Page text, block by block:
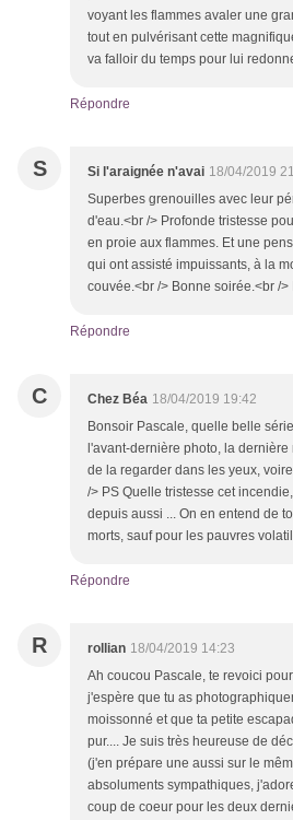
voyant les flammes avaler une
tout en pulvérisant cette
va falloir du temps pour lui
Répondre
S Si l'araignée n'avai 18/04/2019
Superbes grenouilles avec leur
d'eau.<br /> Profonde tristesse
en proie aux flammes. Et une
qui ont assisté impuissants, à la
couvée.<br /> Bonne soirée.<br />
Répondre
C Chez Béa 18/04/2019 19:42
Bonsoir Pascale, quelle belle
l'avant-dernière photo, la
de la regarder dans les yeux,
/> PS Quelle tristesse cet
depuis aussi ... On en entend de
morts, sauf pour les pauvres
Répondre
R rollian 18/04/2019 14:23
Ah coucou Pascale, te revoici
j'espère que tu as
moissonné et que ta petite
pur.... Je suis très heureuse de
(j'en prépare une aussi sur le
absoluments sympathiques,
coup de coeur pour les deux